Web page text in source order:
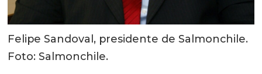
Felipe Sandoval, presidente de Salmonchile.
Foto: Salmonchile.